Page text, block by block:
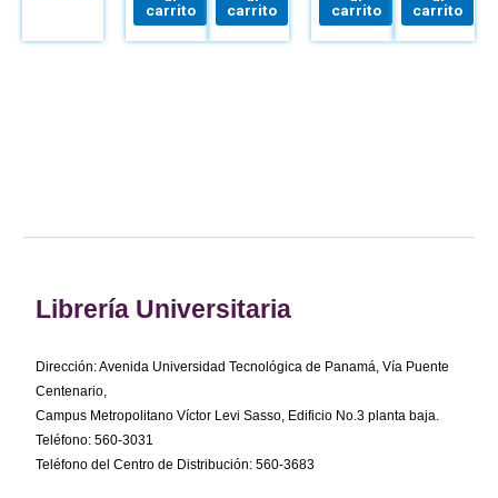
carrito
carrito
carrito
carrito
Librería Universitaria
Dirección: Avenida Universidad Tecnológica de Panamá, Vía Puente
Centenario,
Campus Metropolitano Víctor Levi Sasso, Edificio No.3 planta baja.
Teléfono: 560-3031
Teléfono del Centro de Distribución: 560-3683